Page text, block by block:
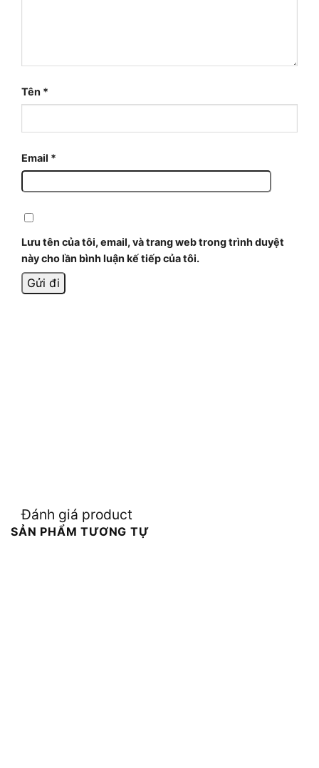
Tên *
Email *
Lưu tên của tôi, email, và trang web trong trình duyệt
này cho lần bình luận kế tiếp của tôi.
Đánh giá product
SẢN PHẨM TƯƠNG TỰ